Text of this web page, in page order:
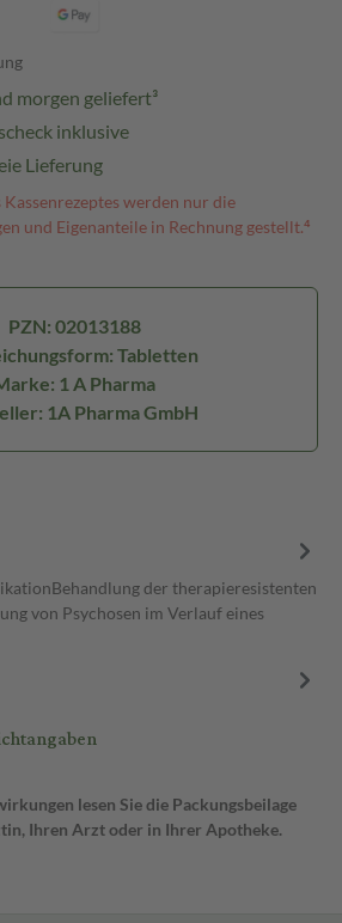
morgen geliefert³
inklusive
Lieferung
werden nur die
und Eigenanteile in Rechnung gestellt.⁴
PZN: 02013188
Tabletten
1 A Pharma
1A Pharma GmbH
der therapieresistenten
von Psychosen im Verlauf eines
lesen Sie die Packungsbeilage
Ihren Arzt oder in Ihrer Apotheke.